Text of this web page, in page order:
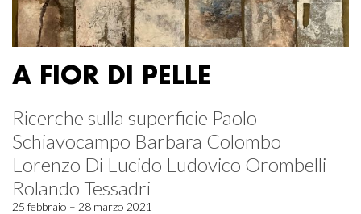
A FIOR DI PELLE
Ricerche sulla superficie Paolo
Schiavocampo Barbara Colombo
Lorenzo Di Lucido Ludovico Orombelli
Rolando Tessadri
25 febbraio – 28 marzo 2021